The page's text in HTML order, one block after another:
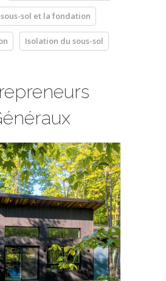
sol et la fondation
Isolation du sous-sol